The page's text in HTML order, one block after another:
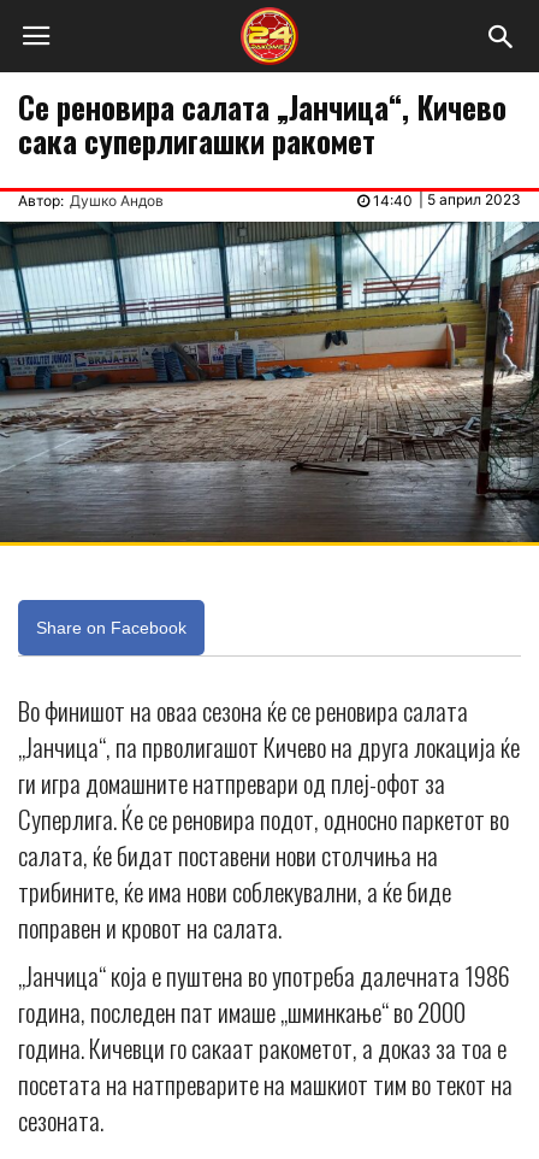
Се реновира салата „Јанчица“, Кичево
сака суперлигашки ракомет
Автор: Душко Андов 5 април 2023
14:40
Share on Facebook
Во финишот на оваа сезона ќе се реновира салата
„Јанчица“, па прволигашот Кичево на друга локација ќе
ги игра домашните натпревари од плеј-офот за
Суперлига. Ќе се реновира подот, односно паркетот во
салата, ќе бидат поставени нови столчиња на
трибините, ќе има нови соблекувални, а ќе биде
поправен и кровот на салата.
„Јанчица“ која е пуштена во употреба далечната 1986
година, последен пат имаше „шминкање“ во 2000
година. Кичевци го сакаат ракометот, а доказ за тоа е
посетата на натпреварите на машкиот тим во текот на
сезоната.